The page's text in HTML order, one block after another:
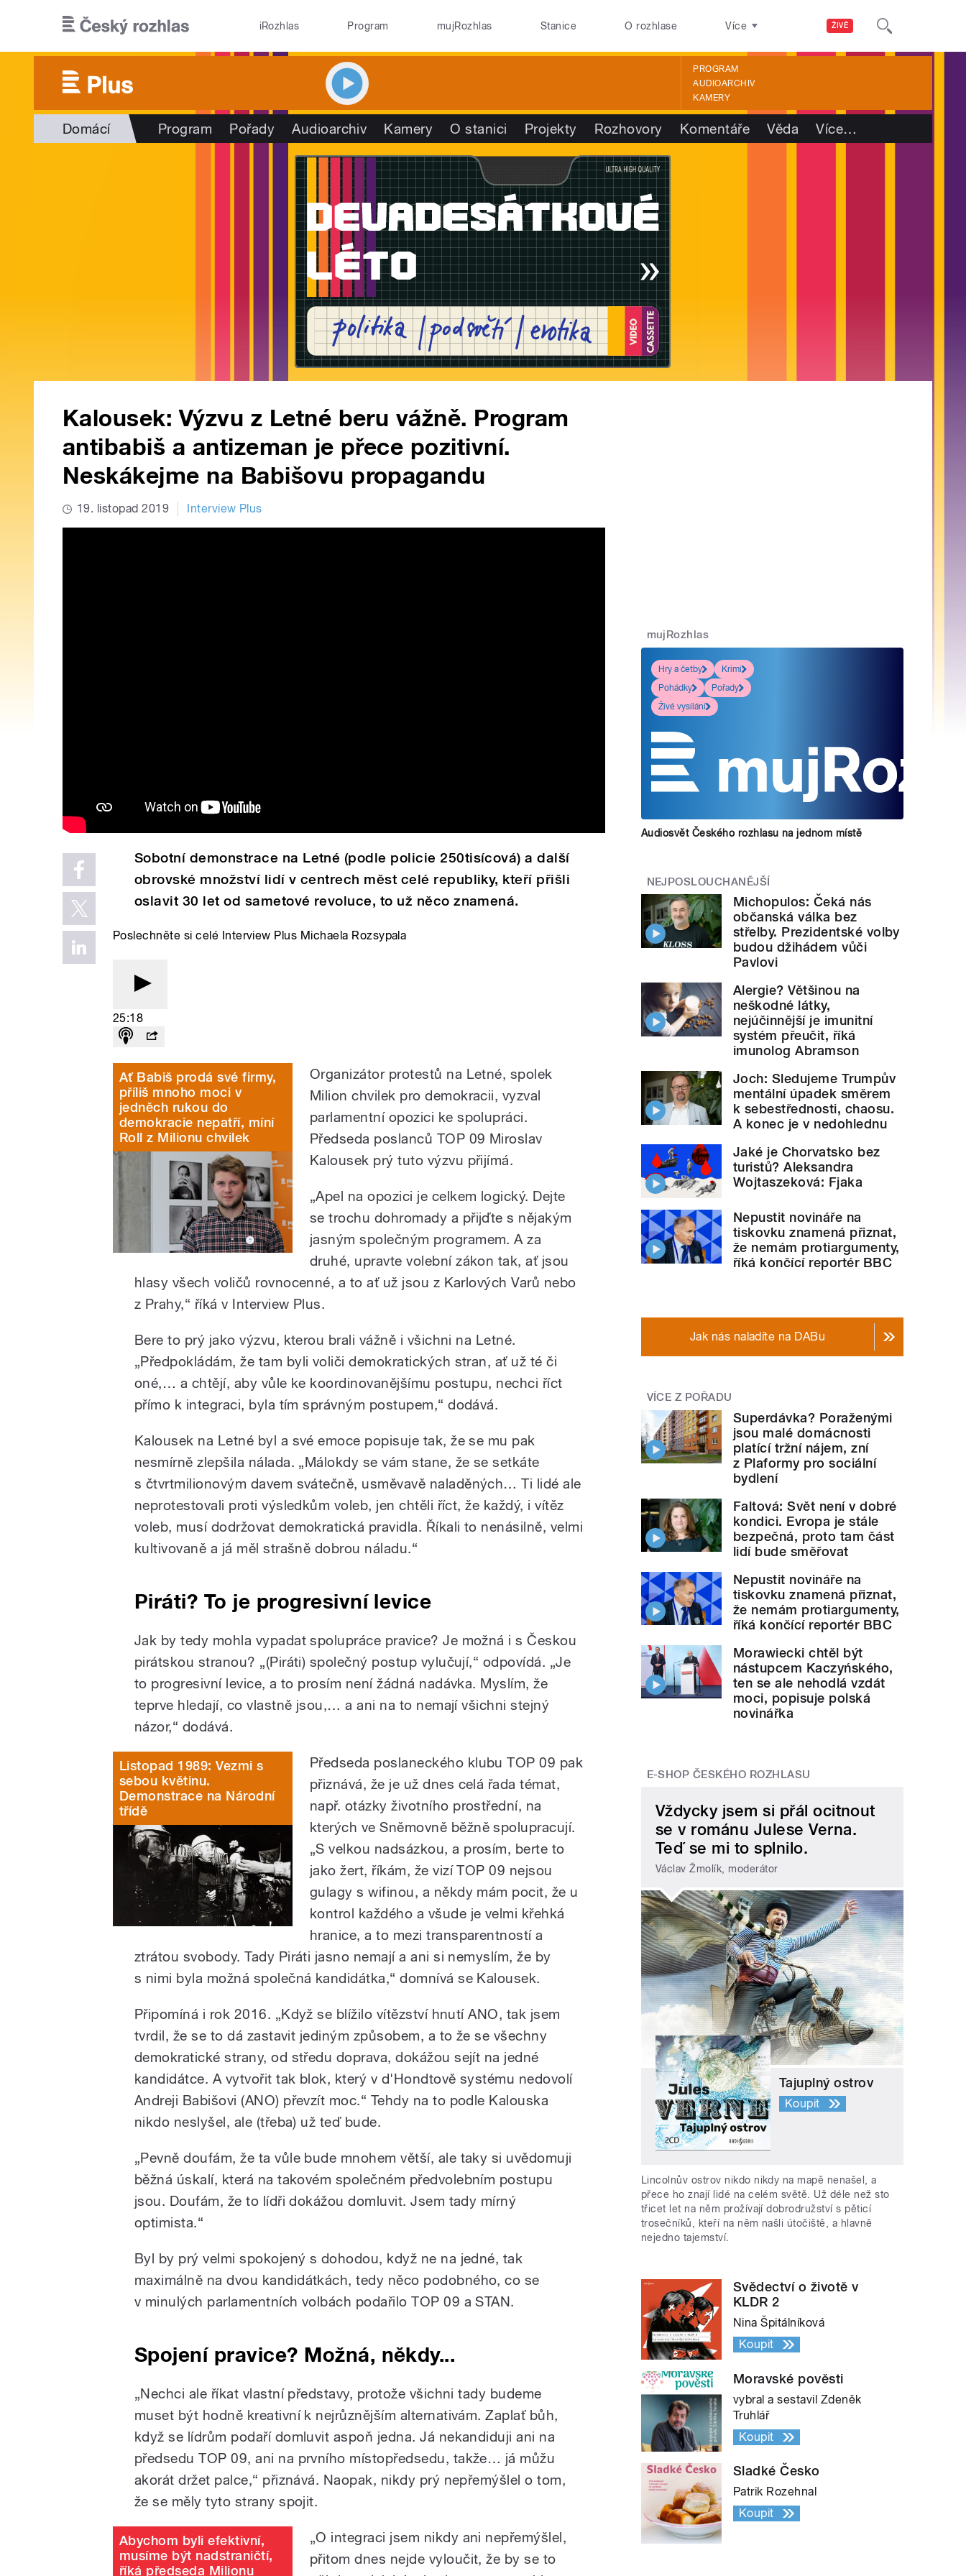
ŽIVĚ
iRozhlas Program mujRozhlas Stanice O rozhlase Více
PROGRAM
AUDIOARCHIV
KAMERY
Domácí Program Pořady Audioarchiv Kamery O stanici Projekty Rozhovory Komentáře Věda Více…
Kalousek: Výzvu z Letné beru vážně. Program
antibabiš a antizeman je přece pozitivní.
Neskákejme na Babišovu propagandu
19. listopad 2019 Interview Plus
Sobotní demonstrace na Letné (podle policie 250tisícová) a další
obrovské množství lidí v centrech měst celé republiky, kteří přišli
oslavit 30 let od sametové revoluce, to už něco znamená.
Poslechněte si celé Interview Plus Michaela Rozsypala
25:18
Ať Babiš prodá své firmy,
příliš mnoho moci v
jedněch rukou do
demokracie nepatří, míní
Roll z Milionu chvilek
Organizátor protestů na Letné, spolek
Milion chvilek pro demokracii, vyzval
parlamentní opozici ke spolupráci.
Předseda poslanců TOP 09 Miroslav
Kalousek prý tuto výzvu přijímá.
„Apel na opozici je celkem logický. Dejte
se trochu dohromady a přijďte s nějakým
jasným společným programem. A za
druhé, upravte volební zákon tak, ať jsou
hlasy všech voličů rovnocenné, a to ať už jsou z Karlových Varů nebo
z Prahy,“ říká v Interview Plus.
Bere to prý jako výzvu, kterou brali vážně i všichni na Letné.
„Předpokládám, že tam byli voliči demokratických stran, ať už té či
oné,… a chtějí, aby vůle ke koordinovanějšímu postupu, nechci říct
přímo k integraci, byla tím správným postupem,“ dodává.
Kalousek na Letné byl a své emoce popisuje tak, že se mu pak
nesmírně zlepšila nálada. „Málokdy se vám stane, že se setkáte
s čtvrtmilionovým davem svátečně, usměvavě naladěných… Ti lidé ale
neprotestovali proti výsledkům voleb, jen chtěli říct, že každý, i vítěz
voleb, musí dodržovat demokratická pravidla. Říkali to nenásilně, velmi
kultivovaně a já měl strašně dobrou náladu.“
Piráti? To je progresivní levice
Jak by tedy mohla vypadat spolupráce pravice? Je možná i s Českou
pirátskou stranou? „(Piráti) společný postup vylučují,“ odpovídá. „Je
to progresivní levice, a to prosím není žádná nadávka. Myslím, že
teprve hledají, co vlastně jsou,… a ani na to nemají všichni stejný
názor,“ dodává.
Listopad 1989: Vezmi s
sebou květinu.
Demonstrace na Národní
třídě
Předseda poslaneckého klubu TOP 09 pak
přiznává, že je už dnes celá řada témat,
např. otázky životního prostřední, na
kterých ve Sněmovně běžně spolupracují.
„S velkou nadsázkou, a prosím, berte to
jako žert, říkám, že vizí TOP 09 nejsou
gulagy s wifinou, a někdy mám pocit, že u
kontrol každého a všude je velmi křehká
hranice, a to mezi transparentností a
ztrátou svobody. Tady Piráti jasno nemají a ani si nemyslím, že by
s nimi byla možná společná kandidátka,“ domnívá se Kalousek.
Připomíná i rok 2016. „Když se blížilo vítězství hnutí ANO, tak jsem
tvrdil, že se to dá zastavit jediným způsobem, a to že se všechny
demokratické strany, od středu doprava, dokážou sejít na jedné
kandidátce. A vytvořit tak blok, který v d'Hondtově systému nedovolí
Andreji Babišovi (ANO) převzít moc.“ Tehdy na to podle Kalouska
nikdo neslyšel, ale (třeba) už teď bude.
„Pevně doufám, že ta vůle bude mnohem větší, ale taky si uvědomuji
běžná úskalí, která na takovém společném předvolebním postupu
jsou. Doufám, že to lídři dokážou domluvit. Jsem tady mírný
optimista.“
Byl by prý velmi spokojený s dohodou, když ne na jedné, tak
maximálně na dvou kandidátkách, tedy něco podobného, co se
v minulých parlamentních volbách podařilo TOP 09 a STAN.
Spojení pravice? Možná, někdy...
„Nechci ale říkat vlastní představy, protože všichni tady budeme
muset být hodně kreativní k nejrůznějším alternativám. Zaplať bůh,
když se lídrům podaří domluvit aspoň jedna. Já nekandiduji ani na
předsedu TOP 09, ani na prvního místopředsedu, takže… já můžu
akorát držet palce,“ přiznává. Naopak, nikdy prý nepřemýšlel o tom,
že se měly tyto strany spojit.
Abychom byli efektivní,
musíme být nadstraničtí,
říká předseda Milionu
„O integraci jsem nikdy ani nepřemýšlel,
přitom dnes nejde vyloučit, že by se to
mujRozhlas
Hry a četby
Krimi
Pohádky
Pořady
Živé vysílání
Audiosvět Českého rozhlasu na jednom místě
NEJPOSLOUCHANĚJŠÍ
Michopulos: Čeká nás
občanská válka bez
střelby. Prezidentské volby
budou džihádem vůči
Pavlovi
Alergie? Většinou na
neškodné látky,
nejúčinnější je imunitní
systém přeučit, říká
imunolog Abramson
Joch: Sledujeme Trumpův
mentální úpadek směrem
k sebestřednosti, chaosu.
A konec je v nedohlednu
Jaké je Chorvatsko bez
turistů? Aleksandra
Wojtaszeková: Fjaka
Nepustit novináře na
tiskovku znamená přiznat,
že nemám protiargumenty,
říká končící reportér BBC
Jak nás naladíte na DABu
VÍCE Z POŘADU
Superdávka? Poraženými
jsou malé domácnosti
platící tržní nájem, zní
z Plaformy pro sociální
bydlení
Faltová: Svět není v dobré
kondici. Evropa je stále
bezpečná, proto tam část
lidí bude směřovat
Nepustit novináře na
tiskovku znamená přiznat,
že nemám protiargumenty,
říká končící reportér BBC
Morawiecki chtěl být
nástupcem Kaczyńského,
ten se ale nehodlá vzdát
moci, popisuje polská
novinářka
E-SHOP ČESKÉHO ROZHLASU
Vždycky jsem si přál ocitnout
se v románu Julese Verna.
Teď se mi to splnilo.
Václav Žmolík, moderátor
Tajuplný ostrov
Koupit
Lincolnův ostrov nikdo nikdy na mapě nenašel, a
přece ho znají lidé na celém světě. Už déle než sto
třicet let na něm prožívají dobrodružství s pěticí
trosečníků, kteří na něm našli útočiště, a hlavně
nejedno tajemství.
Svědectví o životě v
KLDR 2
Nina Špitálníková
Koupit
Moravské pověsti
vybral a sestavil Zdeněk
Truhlář
Koupit
Sladké Česko
Patrik Rozehnal
Koupit